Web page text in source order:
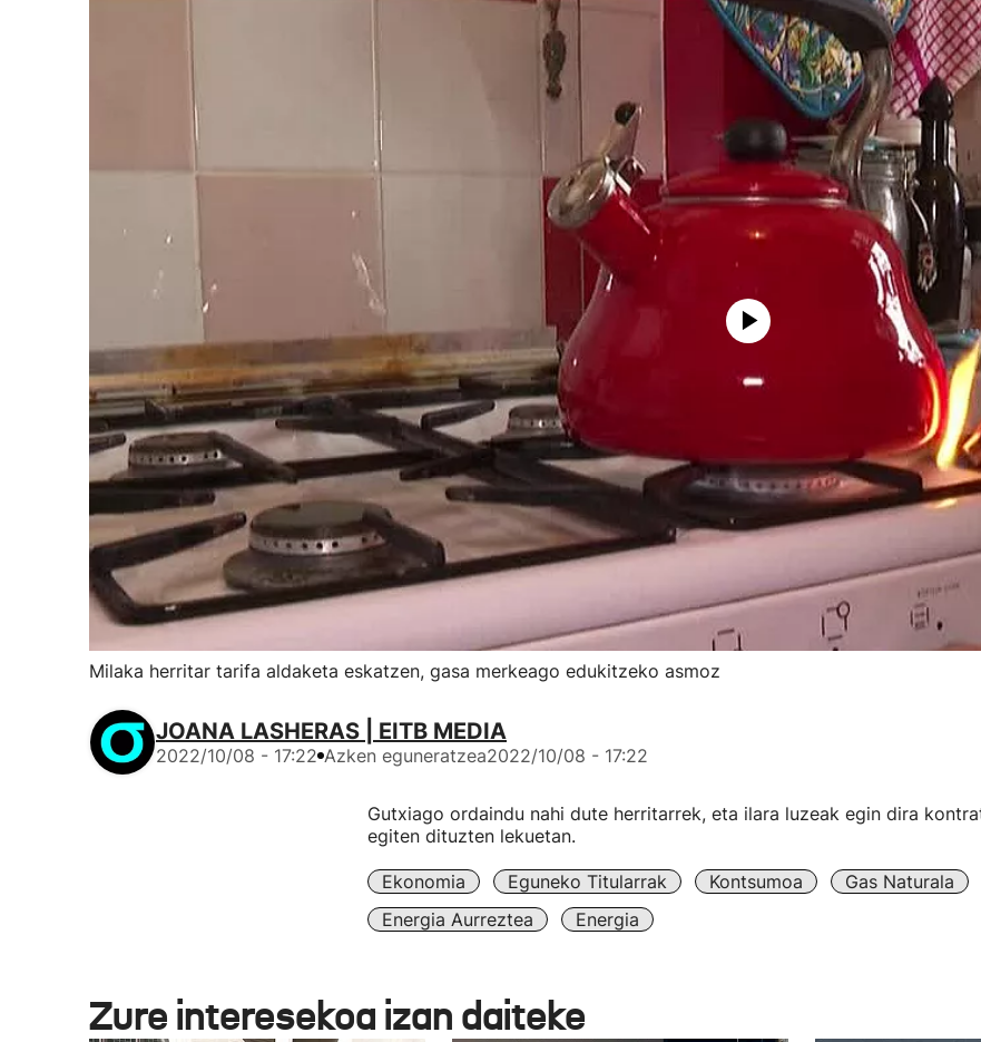
Milaka herritar tarifa aldaketa eskatzen, gasa merkeago edukitzeko asmoz
JOANA LASHERAS | EITB MEDIA
2022/10/08 - 17:22 Azken eguneratzea2022/10/08 - 17:22
Gutxiago ordaindu nahi dute herritarrek, eta ilara luzeak egin dira
egiten dituzten lekuetan.
Ekonomia Eguneko Titularrak Kontsumoa
Gas Naturala
Energia Aurreztea
Energia
Zure interesekoa izan daiteke